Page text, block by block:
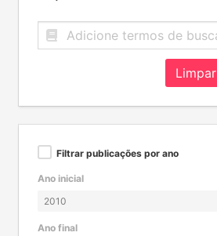
Limpar
Filtrar publicações por ano
Ano inicial
Ano final